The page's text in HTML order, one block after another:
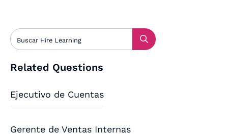
Related Questions
Ejecutivo de Cuentas
Gerente de Ventas Internas